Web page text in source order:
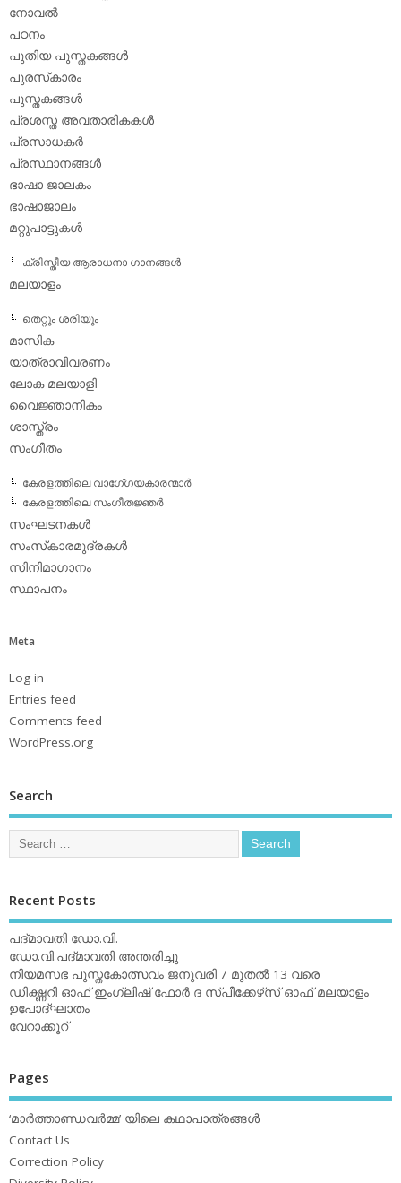
നോവല്‍
പഠനം
പുതിയ പുസ്തകങ്ങള്‍
പുരസ്‌കാരം
പുസ്തകങ്ങള്‍
പ്രശസ്ത അവതാരികകള്‍
പ്രസാധകര്‍
പ്രസ്ഥാനങ്ങള്‍
ഭാഷാ ജാലകം
ഭാഷാജാലം
മറ്റുപാട്ടുകള്‍
ക്രിസ്തീയ ആരാധനാ ഗാനങ്ങള്‍
മലയാളം
തെറ്റും ശരിയും
മാസിക
യാത്രാവിവരണം
ലോക മലയാളി
വൈജ്ഞാനികം
ശാസ്ത്രം
സംഗീതം
കേരളത്തിലെ വാഗേ്ഗയകാരന്മാര്‍
കേരളത്തിലെ സംഗീതജ്ഞര്‍
സംഘടനകള്‍
സംസ്‌കാരമുദ്രകള്‍
സിനിമാഗാനം
സ്ഥാപനം
Meta
Log in
Entries feed
Comments feed
WordPress.org
Search
Recent Posts
പദ്മാവതി ഡോ.വി.
ഡോ.വി.പദ്മാവതി അന്തരിച്ചു
നിയമസഭ പുസ്തകോത്സവം ജനുവരി 7 മുതല്‍ 13 വരെ
ഡിക്ഷ്ണറി ഓഫ് ഇംഗ്ലിഷ് ഫോര്‍ ദ സ്പീക്കേഴ്‌സ് ഓഫ് മലയാളം
ഉപോദ്ഘാതം
വേറാക്കൂറ്
Pages
‘മാര്‍ത്താണ്ഡവര്‍മ്മ’ യിലെ കഥാപാത്രങ്ങള്‍
Contact Us
Correction Policy